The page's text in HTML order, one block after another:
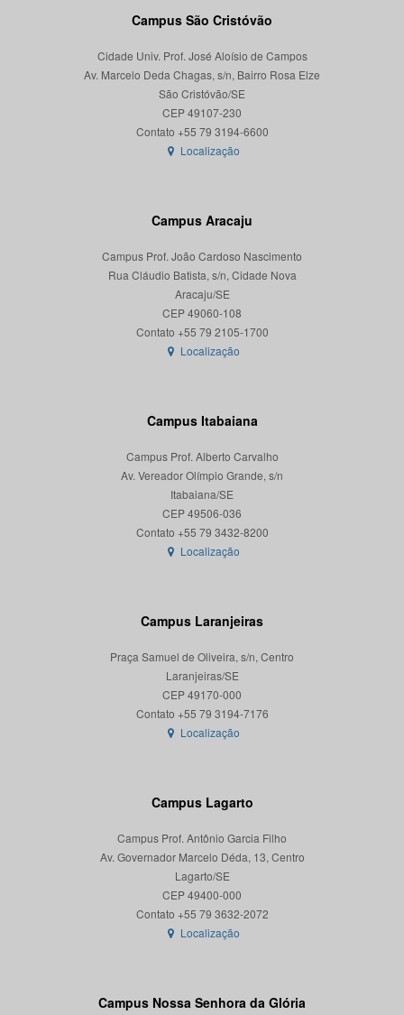
Campus São Cristóvão
Cidade Univ. Prof. José Aloísio de Campos
Av. Marcelo Deda Chagas, s/n, Bairro Rosa Elze
São Cristóvão/SE
CEP 49107-230
Localização
Campus Aracaju
Campus Prof. João Cardoso Nascimento
Rua Cláudio Batista, s/n, Cidade Nova
Aracaju/SE
CEP 49060-108
Localização
Campus Itabaiana
Campus Prof. Alberto Carvalho
Av. Vereador Olímpio Grande, s/n
Itabaiana/SE
CEP 49506-036
Localização
Campus Laranjeiras
Praça Samuel de Oliveira, s/n, Centro
Laranjeiras/SE
CEP 49170-000
Localização
Campus Lagarto
Campus Prof. Antônio Garcia Filho
Av. Governador Marcelo Déda, 13, Centro
Lagarto/SE
CEP 49400-000
Localização
Campus Nossa Senhora da Glória